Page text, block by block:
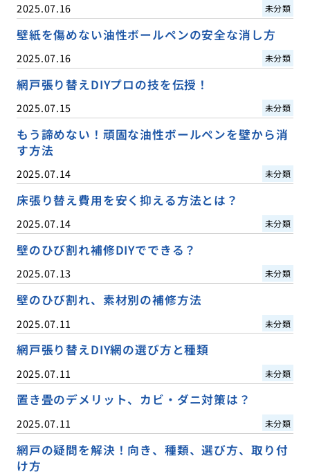
2025.07.16 未分類
壁紙を傷めない油性ボールペンの安全な消し方
2025.07.16 未分類
網戸張り替えDIYプロの技を伝授！
2025.07.15 未分類
もう諦めない！頑固な油性ボールペンを壁から消
す方法
2025.07.14 未分類
床張り替え費用を安く抑える方法とは？
2025.07.14 未分類
壁のひび割れ補修DIYでできる？
2025.07.13 未分類
壁のひび割れ、素材別の補修方法
2025.07.11 未分類
網戸張り替えDIY網の選び方と種類
2025.07.11 未分類
置き畳のデメリット、カビ・ダニ対策は？
2025.07.11 未分類
網戸の疑問を解決！向き、種類、選び方、取り付
け方